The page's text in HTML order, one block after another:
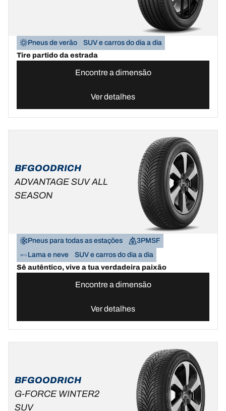
Pneus de verão
SUV e carros do dia a dia
Tire partido da estrada
Encontre a dimensão
Ver detalhes
BFGOODRICH
ADVANTAGE SUV ALL
SEASON
Pneus para todas as estações
3PMSF
Lama e neve
SUV e carros do dia a dia
Sê autêntico, vive a tua verdadeira paixão
Encontre a dimensão
Ver detalhes
BFGOODRICH
G-FORCE WINTER2
SUV